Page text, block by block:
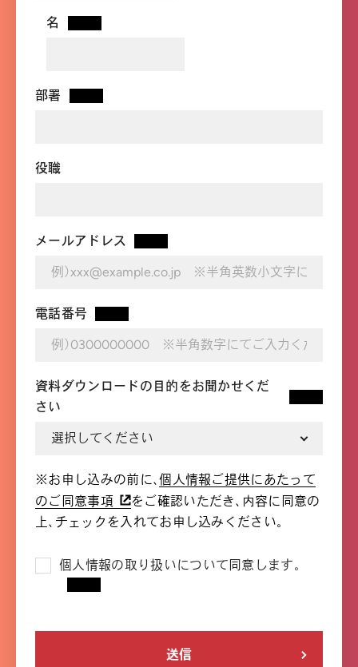
名
部署
役職
メールアドレス
電話番号
資料ダウンロードの目的をお聞かせくだ
さい
※お申し込みの前に、個人情報ご提供にあたって
のご同意事項
をご確認いただき、内容に同意の
上、チェックを入れてお申し込みください。
個人情報の取り扱いについて同意します。